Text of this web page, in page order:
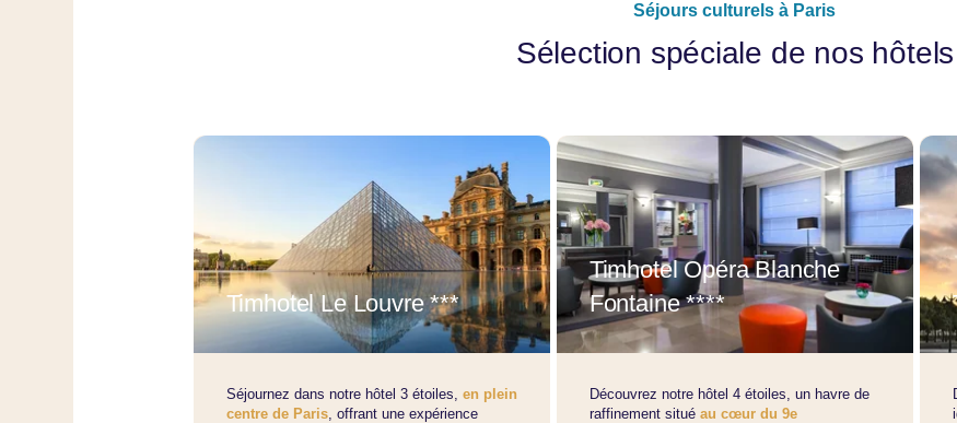
Séjours culturels à Paris
Sélection spéciale de nos hôtels
Timhotel Le Louvre ***
Séjournez dans notre hôtel 3 étoiles, en plein
centre de Paris, offrant une expérience
Timhotel Opéra Blanche
Fontaine ****
Découvrez notre hôtel 4 étoiles, un havre de
raffinement situé au cœur du 9e